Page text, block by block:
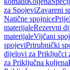
za SpojeviZavareni
Natične spojnice
materijaleRezervni
materijaleVijčani
spojeviPrirubnički
dijelovi za Priključci
za Priključna koljena